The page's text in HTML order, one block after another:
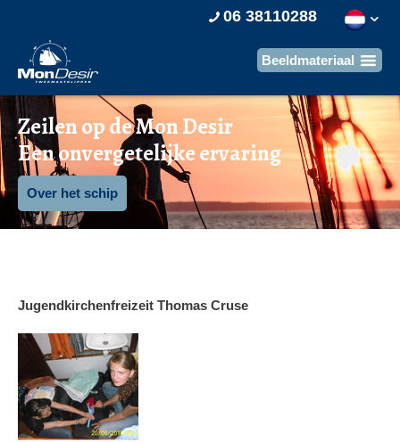
06 38110288
Zeilen op de Mon Desir
Een onvergetelijke ervaring
Over het schip
Jugendkirchenfreizeit Thomas Cruse